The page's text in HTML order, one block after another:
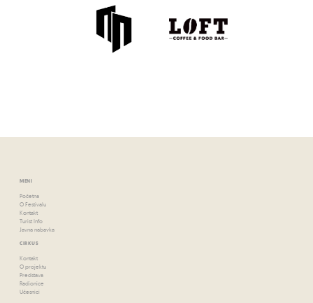
MENI
Početna
O Festivalu
Kontakt
Turist Info
Javna nabavka
CIRKUS
Kontakt
O projektu
Predstava
Radionice
Učesnici